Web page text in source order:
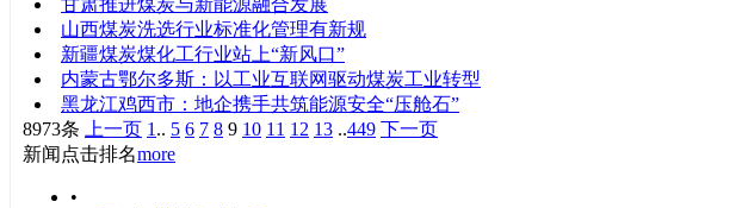
甘肃推进煤炭与新能源融合发展
山西煤炭洗选行业标准化管理有新规
新疆煤炭煤化工行业站上“新风口”
内蒙古鄂尔多斯：以工业互联网驱动煤炭工业转型
黑龙江鸡西市：地企携手共筑能源安全“压舱石”
8973条
上一页 1 .. 5 6 7 8 9 10 11 12 13 ..449 下一页
新闻点击排名more
•